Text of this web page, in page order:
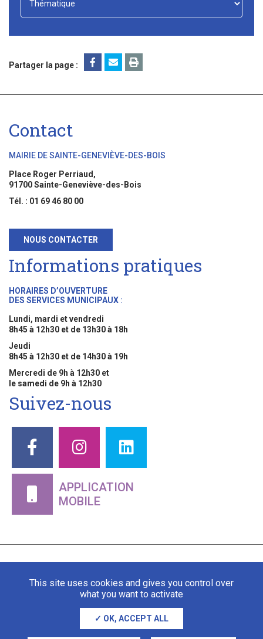
Choisir
Partager la page :
Contact
MAIRIE DE SAINTE-GENEVIÈVE-DES-BOIS
Place Roger Perriaud,
91700 Sainte-Geneviève-des-Bois
Tél. : 01 69 46 80 00
NOUS CONTACTER
Informations pratiques
HORAIRES D’OUVERTURE
DES SERVICES MUNICIPAUX :
Lundi, mardi et vendredi
8h45 à 12h30 et de 13h30 à 18h
Jeudi
8h45 à 12h30 et de 14h30 à 19h
Mercredi de 9h à 12h30 et
le samedi de 9h à 12h30
Suivez-nous
APPLICATION
MOBILE
Mentions légales Gestion des cookies
This site uses cookies and gives you control over
what you want to activate
OK, ACCEPT ALL